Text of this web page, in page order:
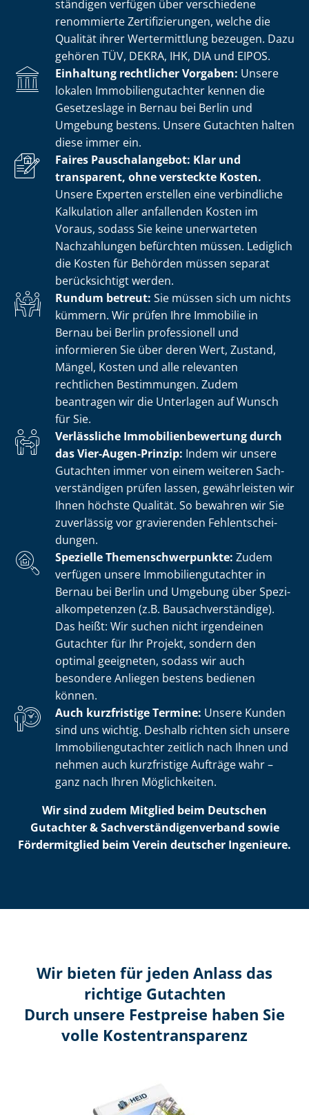
stän­di­gen verfügen über verschiedene
renommierte Zer­ti­fi­zie­run­gen, welche die
Qualität ihrer Wertermittlung bezeugen. Dazu
gehören TÜV, DEKRA, IHK, DIA und EIPOS.
Einhaltung rechtlicher Vorgaben: Unsere
lokalen Im­mo­bi­li­en­gut­ach­ter kennen die
Gesetzeslage in Bernau bei Berlin und
Umgebung bestens. Unsere Gutachten halten
diese immer ein.
Faires Pauschalangebot: Klar und
transparent, ohne versteckte Kosten.
Unsere Experten erstellen eine verbindliche
Kalkulation aller anfallenden Kosten im
Voraus, sodass Sie keine unerwarteten
Nachzahlungen befürchten müssen. Lediglich
die Kosten für Behörden müssen separat
berücksichtigt werden.
Rundum betreut: Sie müssen sich um nichts
kümmern. Wir prüfen Ihre Immobilie in
Bernau bei Berlin professionell und
informieren Sie über deren Wert, Zustand,
Mängel, Kosten und alle relevanten
rechtlichen Bestimmungen. Zudem
beantragen wir die Unterlagen auf Wunsch
für Sie.
Verlässliche Im­mo­bi­li­en­be­wer­tung durch
das Vier-Augen-Prinzip: Indem wir unsere
Gutachten immer von einem weiteren Sach­
ver­stän­di­gen prüfen lassen, gewährleisten wir
Ihnen höchste Qualität. So bewahren wir Sie
zuverlässig vor gravierenden Fehl­ent­schei­
dun­gen.
Spezielle The­men­schwer­punk­te: Zudem
verfügen unsere Im­mo­bi­li­en­gut­ach­ter in
Bernau bei Berlin und Umgebung über Spe­zi­
al­kom­pe­ten­zen (z.B. Bau­sach­ver­stän­di­ge).
Das heißt: Wir suchen nicht irgendeinen
Gutachter für Ihr Projekt, sondern den
optimal geeigneten, sodass wir auch
besondere Anliegen bestens bedienen
können.
Auch kurzfristige Termine: Unsere Kunden
sind uns wichtig. Deshalb richten sich unsere
Im­mo­bi­li­en­gut­ach­ter zeitlich nach Ihnen und
nehmen auch kurzfristige Aufträge wahr –
ganz nach Ihren Möglichkeiten.
Wir sind zudem Mitglied beim Deutschen
Gutachter & Sach­ver­stän­di­gen­ver­band sowie
Fördermitglied beim Verein deutscher Ingenieure.
Wir bieten für jeden Anlass das
richtige Gutachten
Durch unsere Festpreise haben Sie
volle Kosten­transparenz